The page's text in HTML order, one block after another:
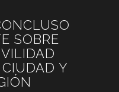
SOBRE
Y